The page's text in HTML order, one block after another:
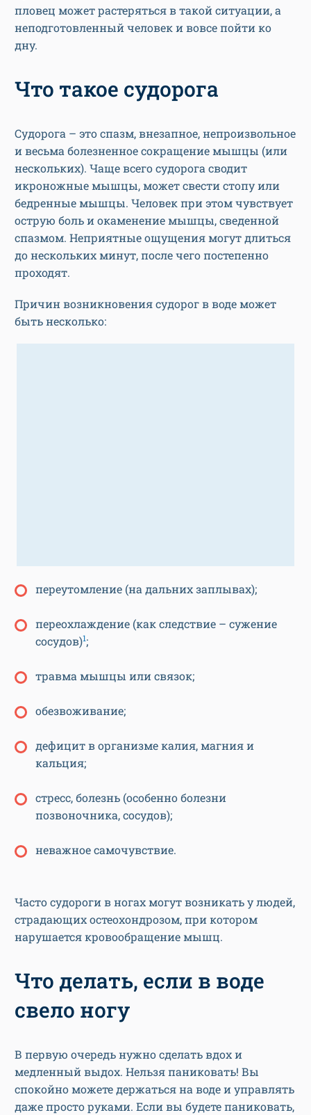
пловец может растеряться в такой ситуации, а
неподготовленный человек и вовсе пойти ко
дну.
Что такое судорога
Судорога – это спазм, внезапное, непроизвольное
и весьма болезненное сокращение мышцы (или
нескольких). Чаще всего судорога сводит
икроножные мышцы, может свести стопу или
бедренные мышцы. Человек при этом чувствует
острую боль и окаменение мышцы, сведенной
спазмом. Неприятные ощущения могут длиться
до нескольких минут, после чего постепенно
проходят.
Причин возникновения судорог в воде может
быть несколько:
переутомление (на дальних заплывах);
переохлаждение (как следствие – сужение
сосудов)1;
травма мышцы или связок;
обезвоживание;
дефицит в организме калия, магния и
кальция;
стресс, болезнь (особенно болезни
позвоночника, сосудов);
неважное самочувствие.
Часто судороги в ногах могут возникать у людей,
страдающих остеохондрозом, при котором
нарушается кровообращение мышц.
Что делать, если в воде
свело ногу
В первую очередь нужно сделать вдох и
медленный выдох. Нельзя паниковать! Вы
спокойно можете держаться на воде и управлять
даже просто руками. Если вы будете паниковать,